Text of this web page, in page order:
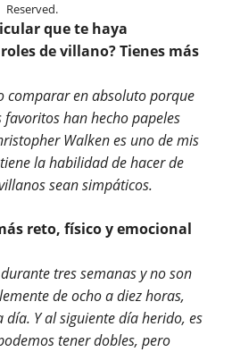
Reserved.
que te haya
de villano? Tienes más
comparar en absoluto porque
han hecho papeles
Walken es uno de mis
la habilidad de hacer de
sean simpáticos.
reto, físico y emocional
tres semanas y no son
de ocho a diez horas,
Y al siguiente día herido, es
tener dobles, pero